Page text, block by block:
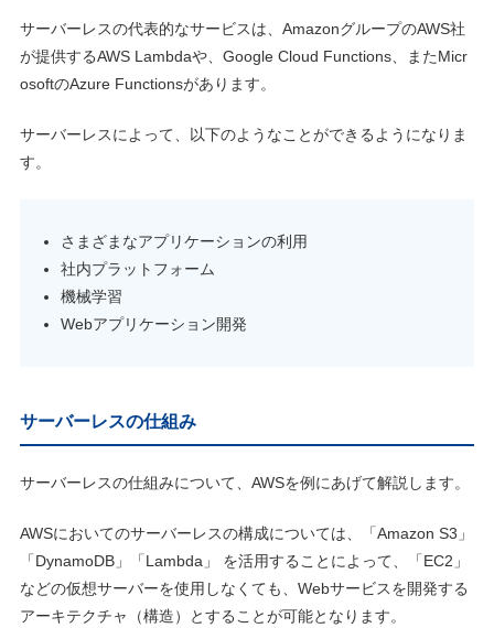
サーバーレスの代表的なサービスは、AmazonグループのAWS社
が提供するAWS Lambdaや、Google Cloud Functions、またMicr
osoftのAzure Functionsがあります。
サーバーレスによって、以下のようなことができるようになりま
す。
さまざまなアプリケーションの利用
社内プラットフォーム
機械学習
Webアプリケーション開発
サーバーレスの仕組み
サーバーレスの仕組みについて、AWSを例にあげて解説します。
AWSにおいてのサーバーレスの構成については、「Amazon S3」
「DynamoDB」「Lambda」 を活用することによって、「EC2」
などの仮想サーバーを使用しなくても、Webサービスを開発する
アーキテクチャ（構造）とすることが可能となります。